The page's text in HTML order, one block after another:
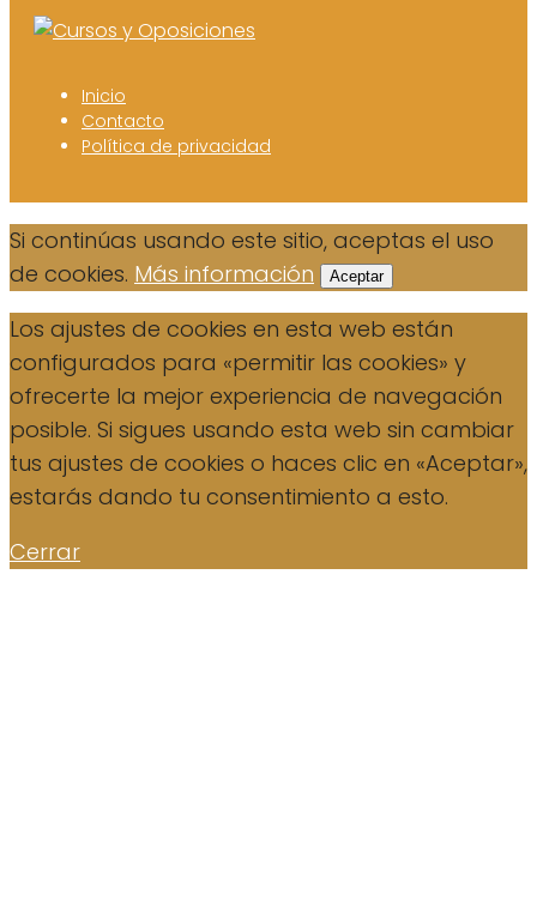
Inicio
Contacto
Política de privacidad
Si continúas usando este sitio, aceptas el uso
de cookies. Más información Aceptar
Los ajustes de cookies en esta web están
configurados para «permitir las cookies» y
ofrecerte la mejor experiencia de navegación
posible. Si sigues usando esta web sin cambiar
tus ajustes de cookies o haces clic en «Aceptar»,
estarás dando tu consentimiento a esto.
Cerrar